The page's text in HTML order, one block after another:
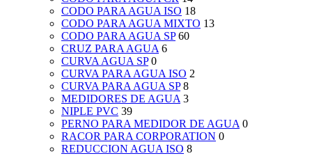
CODO PARA AGUA ISO 18
CODO PARA AGUA MIXTO 13
CODO PARA AGUA SP 60
CRUZ PARA AGUA 6
CURVA AGUA SP 0
CURVA PARA AGUA ISO 2
CURVA PARA AGUA SP 8
MEDIDORES DE AGUA 3
NIPLE PVC 39
PERNO PARA MEDIDOR DE AGUA 0
RACOR PARA CORPORATION 0
REDUCCION AGUA ISO 8